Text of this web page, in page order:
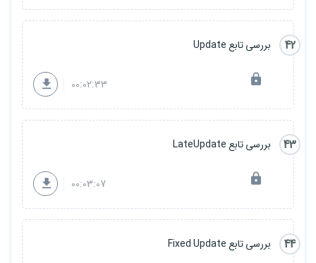
42 بررسی تابع Update
00:02:33
43 بررسی تابع LateUpdate
00:03:07
44 بررسی تابع Fixed Update